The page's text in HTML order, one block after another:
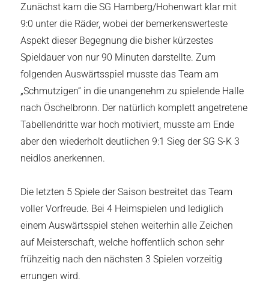
Zunächst kam die SG Hamberg/Hohenwart klar mit
9:0 unter die Räder, wobei der bemerkenswerteste
Aspekt dieser Begegnung die bisher kürzestes
Spieldauer von nur 90 Minuten darstellte. Zum
folgenden Auswärtsspiel musste das Team am
„Schmutzigen“ in die unangenehm zu spielende Halle
nach Öschelbronn. Der natürlich komplett angetretene
Tabellendritte war hoch motiviert, musste am Ende
aber den wiederholt deutlichen 9:1 Sieg der SG S-K 3
neidlos anerkennen.
Die letzten 5 Spiele der Saison bestreitet das Team
voller Vorfreude. Bei 4 Heimspielen und lediglich
einem Auswärtsspiel stehen weiterhin alle Zeichen
auf Meisterschaft, welche hoffentlich schon sehr
frühzeitig nach den nächsten 3 Spielen vorzeitig
errungen wird.